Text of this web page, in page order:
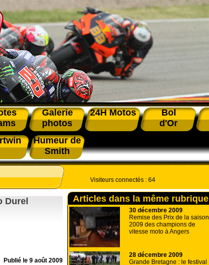
Galerie
photos
24H Motos
Bol
d'Or
Humeur de
Smith
Durel
Publié le 9 août 2009
Visiteurs connectés : 64
Articles dans la même rubrique
30 décembre 2009
Remise des Prix de la saison
2009 des champions de
vitesse moto à Angers
28 décembre 2009
Grande Bretagne : le festival